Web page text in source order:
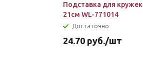
Подставка для кружек
21см WL-771014
Достаточно
24.70 руб./шт